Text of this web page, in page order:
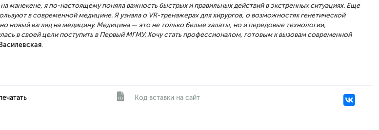
манекене, я по-настоящему поняла важность быстрых и правильных действий в экстренных ситуациях. Еще
в современной медицине. Я узнала о VR-тренажерах для хирургов, о возможностях генетической
новый взгляд на медицину. Медицина — это не только белые халаты, но и передовые технологии,
в своей цели поступить в Первый МГМУ. Хочу стать профессионалом, готовым к вызовам современной
Василевская.
Код вставки на сайт